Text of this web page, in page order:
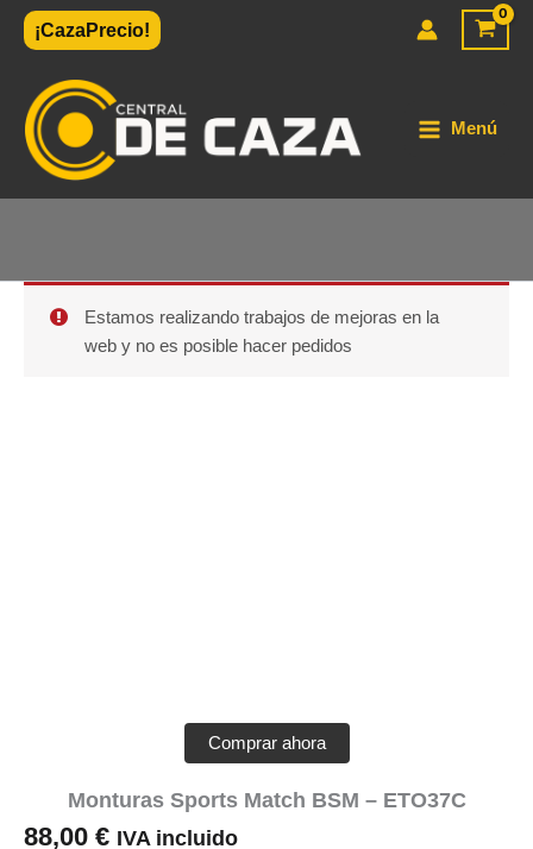
¡CazaPrecio!
Menú
Estamos realizando trabajos de mejoras en la
web y no es posible hacer pedidos
Comprar ahora
Monturas Sports Match BSM – ETO37C
88,00 € IVA incluido